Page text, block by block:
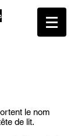
le nom
de lit.